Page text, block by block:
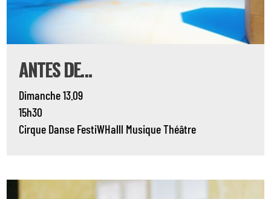
ANTES DE…
Dimanche 13.09
15h30
Cirque Danse FestiWHalll MusiqueThéâtre